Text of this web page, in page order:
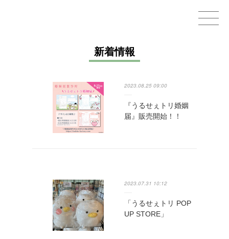
Home
STAMPS＆THEMES
WORKS
CONTACT
新着情報
2023.08.25 09:00
『うるせぇトリ婚姻
届』販売開始！！
2023.07.31 10:12
「うるせぇトリ POP
UP STORE」